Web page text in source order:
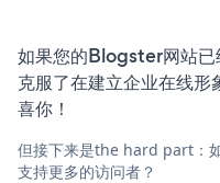
如果您的Blogster网站已
克服了在建立企业在线
喜你！
但接下来是the hard part：
支持更多的访问者？